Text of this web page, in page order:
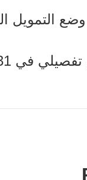
المقدم
في 2026/07/31